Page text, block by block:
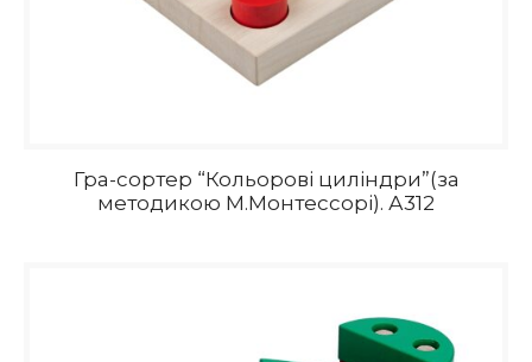
Гра-сортер “Кольорові циліндри”(за
методикою М.Монтессорі). А312